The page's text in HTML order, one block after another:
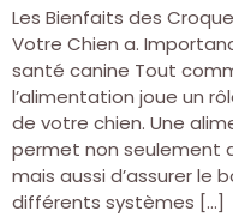
Les Bienfaits des
Votre Chien a.
santé canine Tout
l’alimentation joue un
de votre chien. Une
permet non seulement
mais aussi d’assurer le
différents systèmes […]